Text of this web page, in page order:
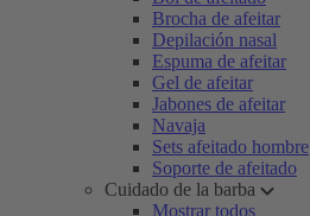
Brocha de afeitar
Depilación nasal
Espuma de afeitar
Gel de afeitar
Jabones de afeitar
Navaja
Sets afeitado hombre
Soporte de afeitado
Cuidado de la barba
Mostrar todos